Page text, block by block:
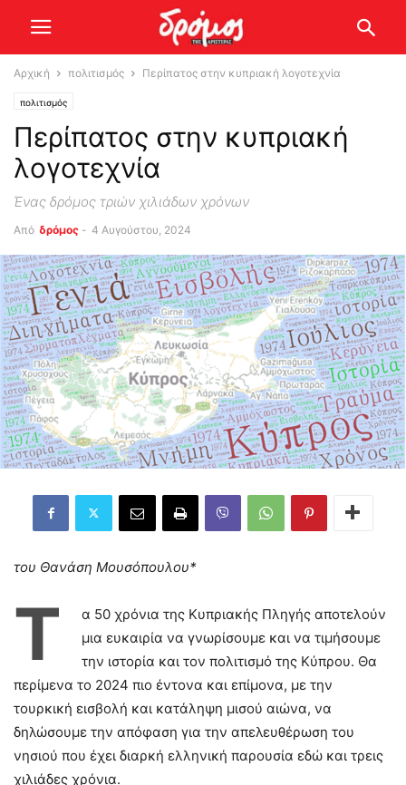
Αρχική πολιτισμός Περίπατος στην κυπριακή λογοτεχνία
πολιτισμός
Περίπατος στην κυπριακή
λογοτεχνία
Ένας δρόμος τριών χιλιάδων χρόνων
Από δρόμος - 4 Αυγούστου, 2024
του Θανάση Μουσόπουλου*
Τ
α 50 χρόνια της Κυπριακής Πληγής αποτελούν
μια ευκαιρία να γνωρίσουμε και να τιμήσουμε
την ιστορία και τον πολιτισμό της Κύπρου. Θα
περίμενα το 2024 πιο έντονα και επίμονα, με την
τουρκική εισβολή και κατάληψη μισού αιώνα, να
δηλώσουμε την απόφαση για την απελευθέρωση του
νησιού που έχει διαρκή ελληνική παρουσία εδώ και τρεις
χιλιάδες χρόνια.